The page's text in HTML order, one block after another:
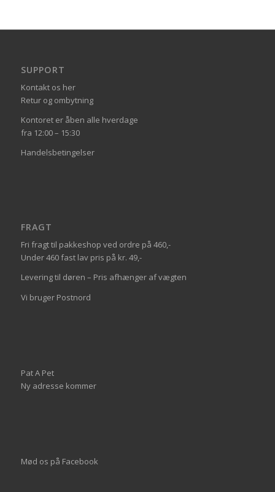
SUPPORT
Kontakt os her
Retur og ombytning
Kontoret er åben alle hverdage
fra 12:00 – 15:30
Handelsbetingelser
FRAGT
Fri fragt til pakkeshop ved ordre på 460,-
Under 460 fast lav pris på kr. 49,-
Levering til døren – Pris afhænger af vægten
Vi bruger Postnord
Pat A Pet
Ny adresse kommer
Mød os på Facebook